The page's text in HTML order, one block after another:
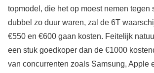
topmodel, die het op moest nemen tegen
dubbel zo duur waren, zal de 6T
€550 en €600 gaan kosten. Feitelijk
een stuk goedkoper dan de €1000
van concurrenten zoals Samsung, Apple